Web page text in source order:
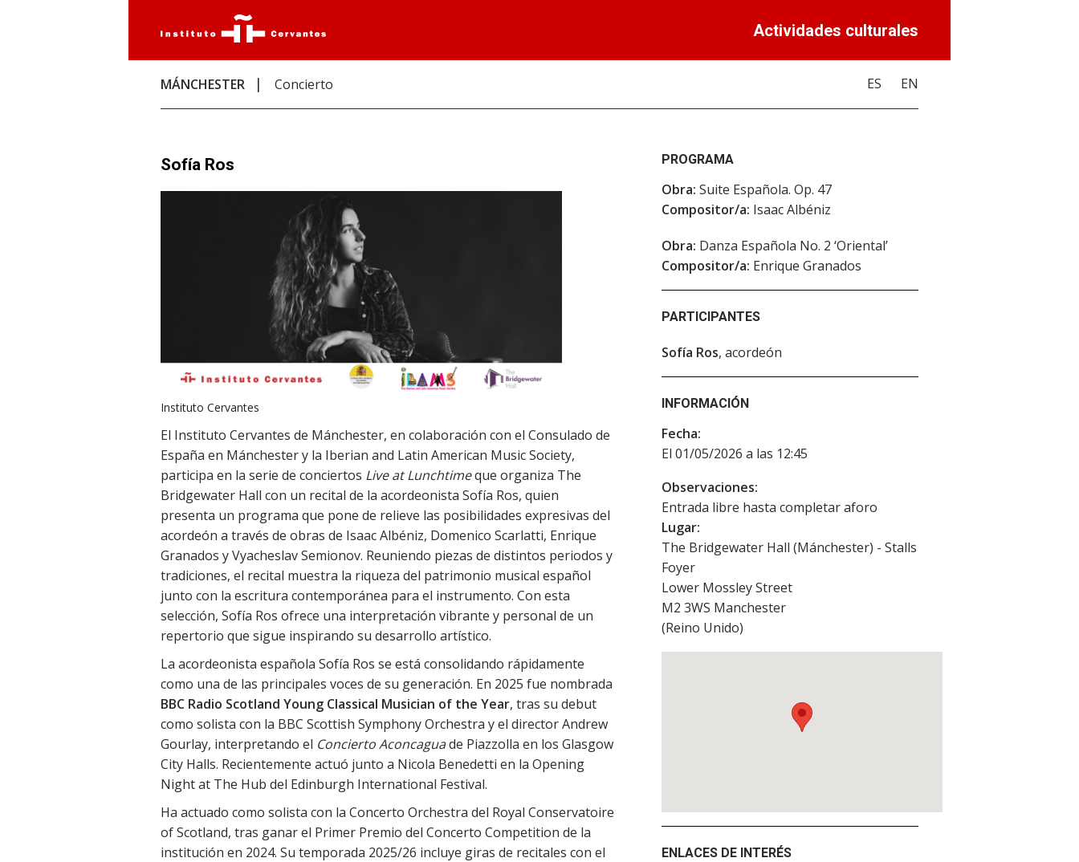
Actividades culturales
MÁNCHESTER Concierto ES EN
Sofía Ros
Instituto Cervantes
El Instituto Cervantes de Mánchester, en colaboración con el Consulado de
España en Mánchester y la Iberian and Latin American Music Society,
participa en la serie de conciertos Live at Lunchtimeque organiza The
Bridgewater Hall con un recital de la acordeonista Sofía Ros, quien
presenta un programa que pone de relieve las posibilidades expresivas del
acordeón a través de obras de Isaac Albéniz, Domenico Scarlatti, Enrique
Granados y Vyacheslav Semionov. Reuniendo piezas de distintos periodos y
tradiciones, el recital muestra la riqueza del patrimonio musical español
junto con la escritura contemporánea para el instrumento. Con esta
selección, Sofía Ros ofrece una interpretación vibrante y personal de un
repertorio que sigue inspirando su desarrollo artístico.
La acordeonista española Sofía Ros se está consolidando rápidamente
como una de las principales voces de su generación. En 2025 fue nombrada
BBC Radio Scotland Young Classical Musician of the Year, tras su debut
como solista con la BBC Scottish Symphony Orchestra y el director Andrew
Gourlay, interpretando el Concierto Aconcaguade Piazzolla en los Glasgow
City Halls. Recientemente actuó junto a Nicola Benedetti en la Opening
Night at The Hub del Edinburgh International Festival.
Ha actuado como solista con la Concerto Orchestra del Royal Conservatoire
of Scotland, tras ganar el Primer Premio del Concerto Competition de la
institución en 2024. Su temporada 2025/26 incluye giras de recitales con el
PROGRAMA
Obra: Suite Española. Op. 47
Compositor/a: Isaac Albéniz
Obra: Danza Española No. 2 ‘Oriental’
Compositor/a: Enrique Granados
PARTICIPANTES
Sofía Ros, acordeón
INFORMACIÓN
Fecha:
El 01/05/2026 a las 12:45
Observaciones:
Entrada libre hasta completar aforo
Lugar:
The Bridgewater Hall (Mánchester) - Stalls
Foyer
Lower Mossley Street
M2 3WS Manchester
(Reino Unido)
ENLACES DE INTERÉS